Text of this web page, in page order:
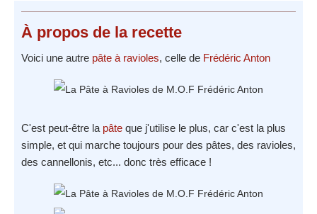
À propos de la recette
Voici une autre pâte à ravioles, celle de Frédéric Anton
C'est peut-être la pâte que j'utilise le plus, car c'est la plus
simple, et qui marche toujours pour des pâtes, des ravioles,
des cannellonis, etc... donc très efficace !